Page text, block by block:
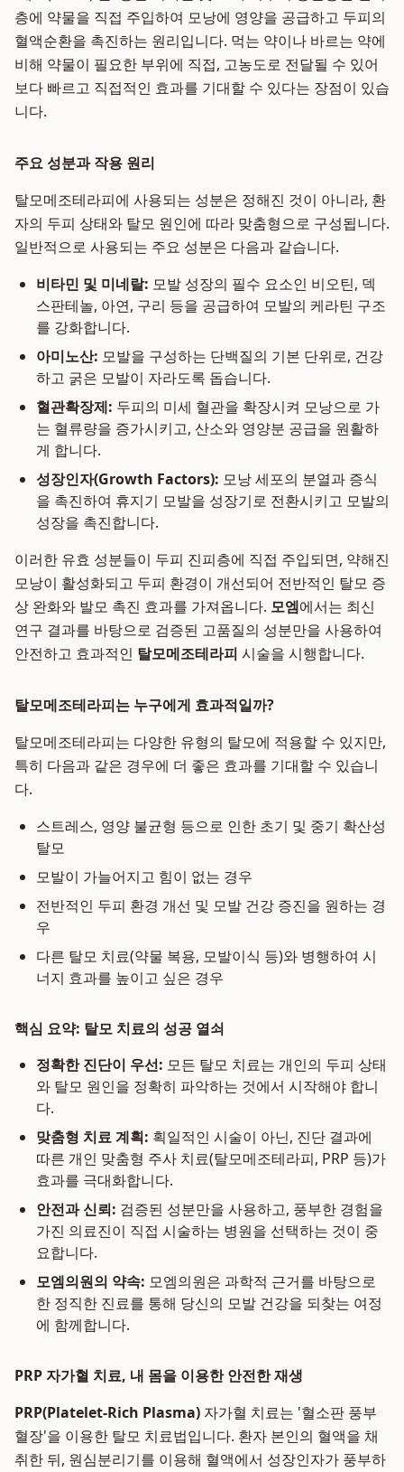
층에 약물을 직접 주입하여 모낭에 영양을 공급하고 두피의
혈액순환을 촉진하는 원리입니다. 먹는 약이나 바르는 약에
비해 약물이 필요한 부위에 직접, 고농도로 전달될 수 있어
보다 빠르고 직접적인 효과를 기대할 수 있다는 장점이 있습
니다.
주요 성분과 작용 원리
탈모메조테라피에 사용되는 성분은 정해진 것이 아니라, 환
자의 두피 상태와 탈모 원인에 따라 맞춤형으로 구성됩니다.
일반적으로 사용되는 주요 성분은 다음과 같습니다.
비타민 및 미네랄: 모발 성장의 필수 요소인 비오틴, 덱
스판테놀, 아연, 구리 등을 공급하여 모발의 케라틴 구조
를 강화합니다.
아미노산: 모발을 구성하는 단백질의 기본 단위로, 건강
하고 굵은 모발이 자라도록 돕습니다.
혈관확장제: 두피의 미세 혈관을 확장시켜 모낭으로 가
는 혈류량을 증가시키고, 산소와 영양분 공급을 원활하
게 합니다.
성장인자(Growth Factors): 모낭 세포의 분열과 증식
을 촉진하여 휴지기 모발을 성장기로 전환시키고 모발의
성장을 촉진합니다.
이러한 유효 성분들이 두피 진피층에 직접 주입되면, 약해진
모낭이 활성화되고 두피 환경이 개선되어 전반적인 탈모 증
상 완화와 발모 촉진 효과를 가져옵니다. 모엠에서는 최신
연구 결과를 바탕으로 검증된 고품질의 성분만을 사용하여
안전하고 효과적인 탈모메조테라피 시술을 시행합니다.
탈모메조테라피는 누구에게 효과적일까?
탈모메조테라피는 다양한 유형의 탈모에 적용할 수 있지만,
특히 다음과 같은 경우에 더 좋은 효과를 기대할 수 있습니
다.
스트레스, 영양 불균형 등으로 인한 초기 및 중기 확산성
탈모
모발이 가늘어지고 힘이 없는 경우
전반적인 두피 환경 개선 및 모발 건강 증진을 원하는 경
우
다른 탈모 치료(약물 복용, 모발이식 등)와 병행하여 시
너지 효과를 높이고 싶은 경우
핵심 요약: 탈모 치료의 성공 열쇠
정확한 진단이 우선: 모든 탈모 치료는 개인의 두피 상태
와 탈모 원인을 정확히 파악하는 것에서 시작해야 합니
다.
맞춤형 치료 계획: 획일적인 시술이 아닌, 진단 결과에
따른 개인 맞춤형 주사 치료(탈모메조테라피, PRP 등)가
효과를 극대화합니다.
안전과 신뢰: 검증된 성분만을 사용하고, 풍부한 경험을
가진 의료진이 직접 시술하는 병원을 선택하는 것이 중
요합니다.
모엠의원의 약속: 모엠의원은 과학적 근거를 바탕으로
한 정직한 진료를 통해 당신의 모발 건강을 되찾는 여정
에 함께합니다.
PRP 자가혈 치료, 내 몸을 이용한 안전한 재생
PRP(Platelet-Rich Plasma) 자가혈 치료는 '혈소판 풍부
혈장'을 이용한 탈모 치료법입니다. 환자 본인의 혈액을 채
취한 뒤, 원심분리기를 이용해 혈액에서 성장인자가 풍부하